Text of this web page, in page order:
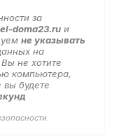
за
doma23.ruи
не указывать
на
не хотите
компьютера,
вы будете